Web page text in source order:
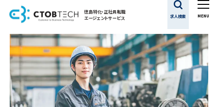
徳島特化・正社員転職
エージェントサービス
求人検索